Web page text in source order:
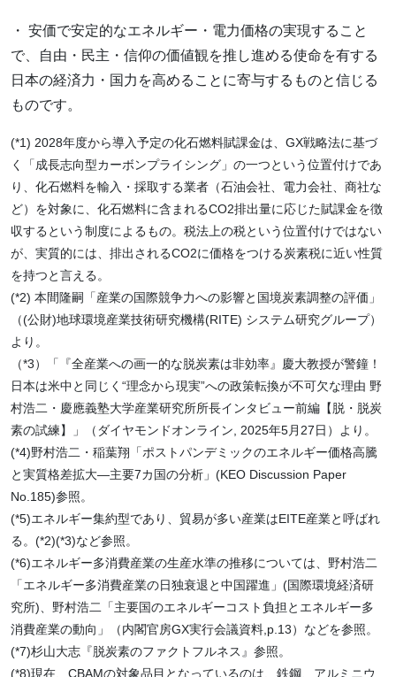
・ 安価で安定的なエネルギー・電力価格の実現すること
で、自由・民主・信仰の価値観を推し進める使命を有する
日本の経済力・国力を高めることに寄与するものと信じる
ものです。
(*1) 2028年度から導入予定の化石燃料賦課金は、GX戦略法に基づ
く「成長志向型カーボンプライシング」の一つという位置付けであ
り、化石燃料を輸入・採取する業者（石油会社、電力会社、商社な
ど）を対象に、化石燃料に含まれるCO2排出量に応じた賦課金を徴
収するという制度によるもの。税法上の税という位置付けではない
が、実質的には、排出されるCO2に価格をつける炭素税に近い性質
を持つと言える。
(*2) 本間隆嗣「産業の国際競争力への影響と国境炭素調整の評価」
（(公財)地球環境産業技術研究機構(RITE) システム研究グループ）
より。
（*3）「『全産業への画一的な脱炭素は非効率』慶大教授が警鐘！
日本は米中と同じく“理念から現実”への政策転換が不可欠な理由 野
村浩二・慶應義塾大学産業研究所所長インタビュー前編【脱・脱炭
素の試練】」（ダイヤモンドオンライン, 2025年5月27日）より。
(*4)野村浩二・稲葉翔「ポストパンデミックのエネルギー価格高騰
と実質格差拡大―主要7カ国の分析」(KEO Discussion Paper
No.185)参照。
(*5)エネルギー集約型であり、貿易が多い産業はEITE産業と呼ばれ
る。(*2)(*3)など参照。
(*6)エネルギー多消費産業の生産水準の推移については、野村浩二
「エネルギー多消費産業の日独衰退と中国躍進」(国際環境経済研
究所)、野村浩二「主要国のエネルギーコスト負担とエネルギー多
消費産業の動向」（内閣官房GX実行会議資料,p.13）などを参照。
(*7)杉山大志『脱炭素のファクトフルネス』参照。
(*8)現在、CBAMの対象品目となっているのは、鉄鋼、アルミニウ